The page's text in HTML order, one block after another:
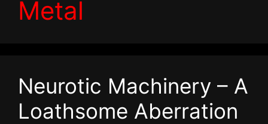
Metal
Neurotic Machinery – A
Loathsome Aberration